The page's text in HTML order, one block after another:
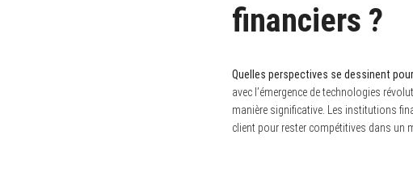
financiers ?
Quelles perspectives se dessinent
avec l’émergence de technologies
manière significative. Les institutions
client pour rester compétitives dans un